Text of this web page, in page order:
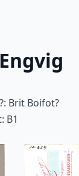
Brit Boifot?
B1